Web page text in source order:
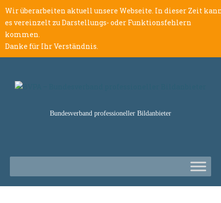
Wir überarbeiten aktuell unsere Webseite. In dieser Zeit
es vereinzelt zu Darstellungs- oder Funktionsfehlern
kommen.
Danke für Ihr Verständnis.
Bundesverband professioneller Bildanbieter